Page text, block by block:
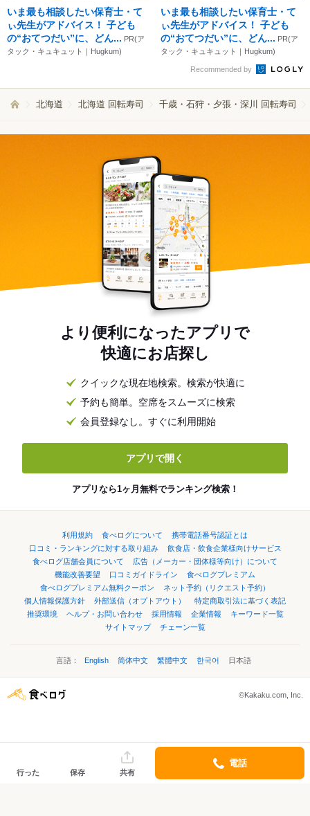
いま最も相談したい保育士・て
ぃ先生がアドバイス！ 子ども
の“おてつだい”に、どん... PR(ア
タック・キュキュット｜Hugkum)
いま最も相談したい保育士・て
ぃ先生がアドバイス！ 子ども
の“おてつだい”に、どん... PR(ア
タック・キュキュット｜Hugkum)
Recommended by
北海道 北海道 回転寿司 千歳・石狩・夕張・深川 回転寿司
より便利になったアプリで
快適にお店探し
クイックな現在地検索。検索が快適に
予約も簡単。空席をスムーズに検索
会員登録なし。すぐに利用開始
アプリで開く
アプリなら1ヶ月無料でランキング検索！
利用規約 食べログについて
携帯電話番号認証とは
口コミ・ランキングに対する取り組み
飲食店・飲食企業様向けサービス
食べログ店舗会員について
広告（メーカー・団体様等向け）について
機能改善要望
口コミガイドライン
食べログプレミアム
食べログプレミアム無料クーポン
ネット予約（リクエスト予約）
個人情報保護方針
外部送信（オプトアウト）
特定商取引法に基づく表記
推奨環境
ヘルプ・お問い合わせ 採用情報 企業情報
キーワード一覧
サイトマップ
チェーン一覧
言語： English 简体中文 繁體中文 한국어 日本語
©Kakaku.com, Inc.
行った 保存 共有
電話